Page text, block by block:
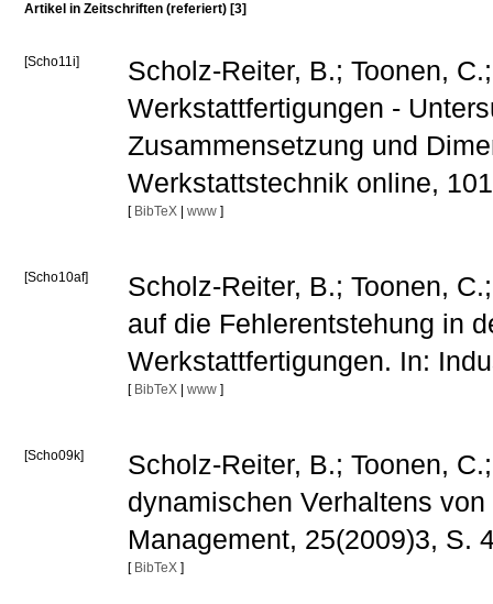
Artikel in Zeitschriften (referiert) [3]
[Scho11i]
Scholz-Reiter, B.; Toonen,
Werkstattfertigungen -
Zusammensetzung und
Werkstattstechnik online,
[ BibTeX| www ]
[Scho10af]
Scholz-Reiter, B.; Toonen,
auf die Fehlerentstehung in
Werkstattfertigungen. In:
[ BibTeX| www ]
[Scho09k]
Scholz-Reiter, B.; Toonen,
dynamischen Verhaltens
Management, 25(2009)3, S.
[ BibTeX ]